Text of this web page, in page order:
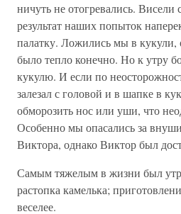
ничуть не отогревались.
результат наших попыток
палатку. Ложились мы в кукули,
было тепло конечно. Но к утру
кукулю. И если по
залезал с головой и в шапке в
обморозить нос или уши, что
Особенно мы опасались за
Виктора, однако Виктор был
Самым тяжелым в жизни был
растопка камелька;
веселее.